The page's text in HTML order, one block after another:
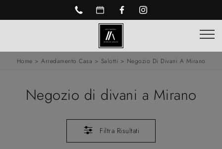
Home > Arredamento Casa > Salotti > Negozio Di Divani A Mirano
Negozio di divani a Mirano
Filtra Risultati